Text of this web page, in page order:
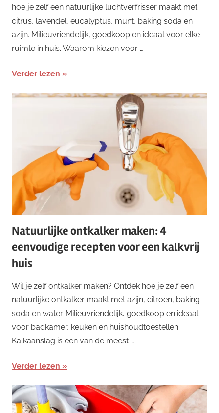
hoe je zelf een natuurlijke luchtverfrisser maakt met
citrus, lavendel, eucalyptus, munt, baking soda en
azijn. Milieuvriendelijk, goedkoop en ideaal voor elke
ruimte in huis. Waarom kiezen voor …
Verder lezen
Natuurlijke ontkalker maken: 4
eenvoudige recepten voor een kalkvrij
huis
Wil je zelf ontkalker maken? Ontdek hoe je zelf een
natuurlijke ontkalker maakt met azijn, citroen, baking
soda en water. Milieuvriendelijk, goedkoop en ideaal
voor badkamer, keuken en huishoudtoestellen.
Kalkaanslag is een van de meest …
Verder lezen